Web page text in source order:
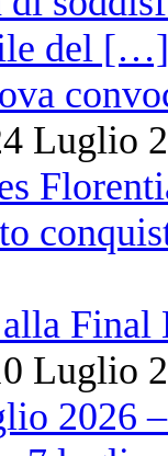
Luglio
Final
Luglio